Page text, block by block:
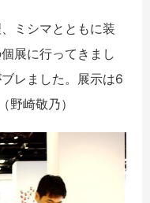
ミシマとともに装
展に行ってきまし
レました。展示は6
野崎敬乃）